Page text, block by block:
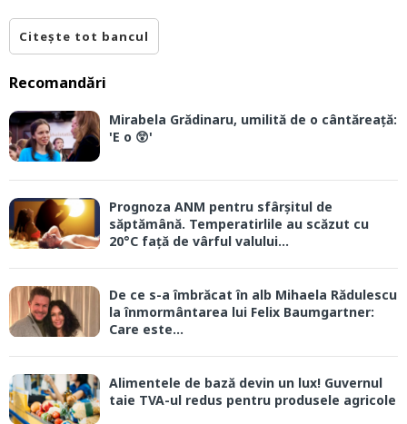
Citește tot bancul
Recomandări
Mirabela Grădinaru, umilită de o cântăreață:
'E o 😲'
Prognoza ANM pentru sfârșitul de
săptămână. Temperatirlile au scăzut cu
20°C față de vârful valului...
De ce s-a îmbrăcat în alb Mihaela Rădulescu
la înmormântarea lui Felix Baumgartner:
Care este...
Alimentele de bază devin un lux! Guvernul
taie TVA-ul redus pentru produsele agricole